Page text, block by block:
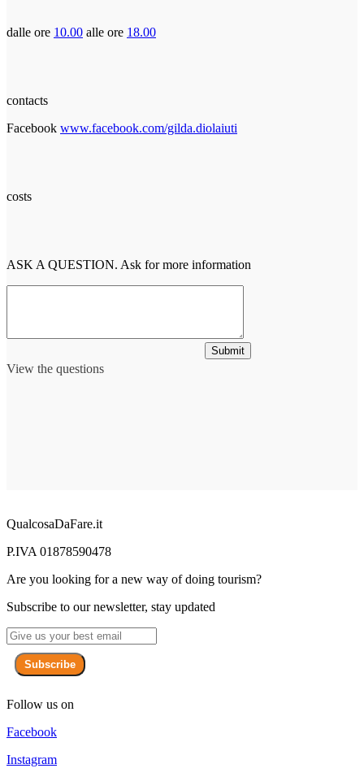
dalle ore 10.00 alle ore 18.00
contacts
Facebook www.facebook.com/gilda.diolaiuti
costs
ASK A QUESTION. Ask for more information
View the questions
Submit
QualcosaDaFare.it
P.IVA 01878590478
Are you looking for a new way of doing tourism?
Subscribe to our newsletter, stay updated
Subscribe
Follow us on
Facebook
Instagram